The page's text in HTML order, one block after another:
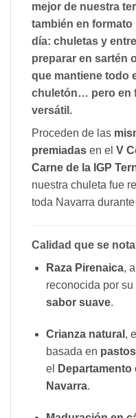
mejor de nuestra
también en formato
día: chuletas y
preparar en sartén
que mantiene todo
chuletón… pero en
versátil.
Proceden de las
premiadas en el V
Carne de la IGP
nuestra chuleta fue
toda Navarra durante
Calidad que se
Raza Pirenaica,
reconocida por su
sabor suave.
Crianza natural ,
basada en
el
Navarra.